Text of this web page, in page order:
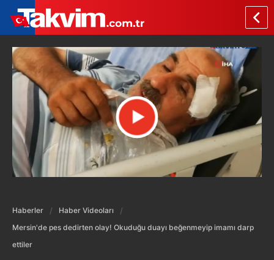
Haberler
Haber Videoları
Mersin'de pes dedirten olay! Okuduğu duayı beğenmeyip imamı darp
ettiler